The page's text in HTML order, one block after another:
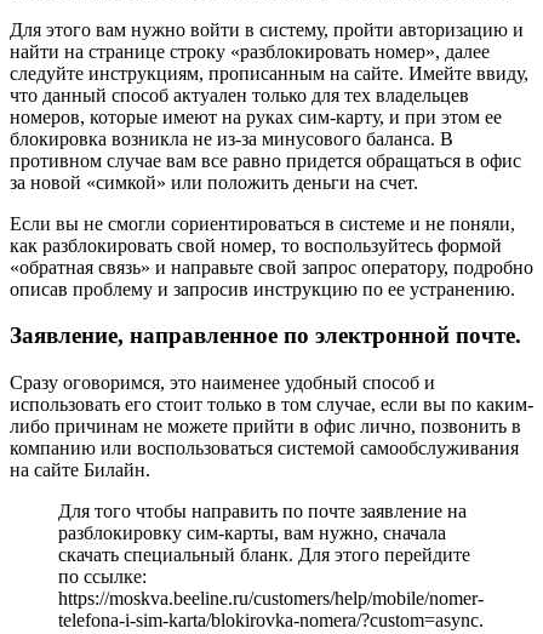
Для этого вам нужно войти в систему, пройти авторизацию и
найти на странице строку «разблокировать номер», далее
следуйте инструкциям, прописанным на сайте. Имейте ввиду,
что данный способ актуален только для тех владельцев
номеров, которые имеют на руках сим-карту, и при этом ее
блокировка возникла не из-за минусового баланса. В
противном случае вам все равно придется обращаться в офис
за новой «симкой» или положить деньги на счет.
Если вы не смогли сориентироваться в системе и не поняли,
как разблокировать свой номер, то воспользуйтесь формой
«обратная связь» и направьте свой запрос оператору, подробно
описав проблему и запросив инструкцию по ее устранению.
Заявление, направленное по электронной почте.
Сразу оговоримся, это наименее удобный способ и
использовать его стоит только в том случае, если вы по каким-
либо причинам не можете прийти в офис лично, позвонить в
компанию или воспользоваться системой самообслуживания
на сайте Билайн.
Для того чтобы направить по почте заявление на
разблокировку сим-карты, вам нужно, сначала
скачать специальный бланк. Для этого перейдите
по ссылке:
https://moskva.beeline.ru/customers/help/mobile/nomer-
telefona-i-sim-karta/blokirovka-nomera/?custom=async.